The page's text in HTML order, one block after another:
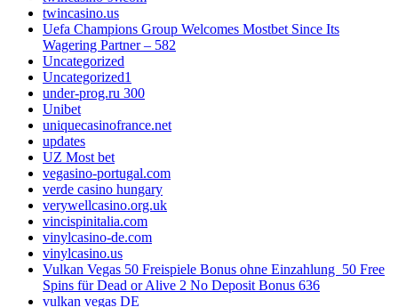
twincasino.us
Uefa Champions Group Welcomes Mostbet Since Its
Wagering Partner – 582
Uncategorized
Uncategorized1
under-prog.ru 300
Unibet
uniquecasinofrance.net
updates
UZ Most bet
vegasino-portugal.com
verde casino hungary
verywellcasino.org.uk
vincispinitalia.com
vinylcasino-de.com
vinylcasino.us
Vulkan Vegas 50 Freispiele Bonus ohne Einzahlung ️ 50 Free
Spins für Dead or Alive 2 No Deposit Bonus 636
vulkan vegas DE